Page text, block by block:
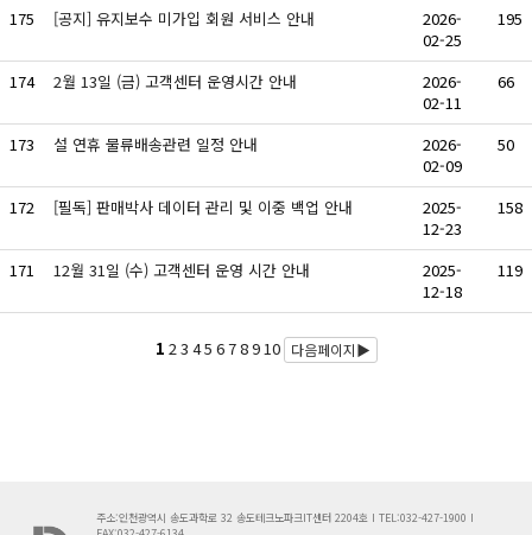
175 [공지] 유지보수 미가입 회원 서비스 안내
2026-
02-25
195
174 2월 13일 (금) 고객센터 운영시간 안내
2026-
02-11
66
173 설 연휴 물류배송관련 일정 안내
2026-
02-09
50
172 [필독] 판매박사 데이터 관리 및 이중 백업 안내
2025-
12-23
158
171 12월 31일 (수) 고객센터 운영 시간 안내
2025-
12-18
119
1 2 3 45 6789 10 다음페이지▶
주소:인천광역시 송도과학로 32 송도테크노파크IT센터 2204호 I TEL:032-427-1900 I